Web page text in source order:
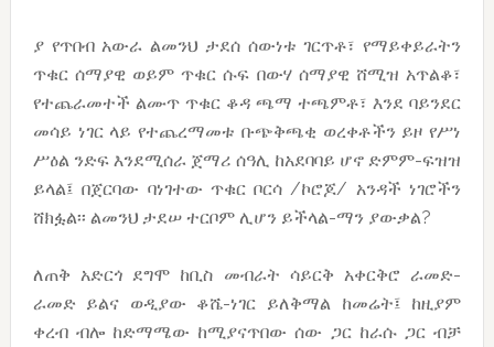
ያ የጥበብ አውራ ልመንህ ታደሰ ሰውነቱ ገርጥቶ፣ የማይቀይራትን
ጥቁር ሰማያዊ ወይም ጥቁር ሱፍ በውሃ ሰማያዊ ሸሚዝ አጥልቆ፣
የተጨራመተች ልሙጥ ጥቁር ቆዳ ጫማ ተጫምቶ፣ እንደ ባይንደር
መሳይ ነገር ላይ የተጨረማመቱ ቡጭቅጫቂ ወረቀቶችን ይዞ የሥነ
ሥዕል ንድፍ እንደሚሰራ ጀማሪ ሰዓሊ ከአደባባይ ሆኖ ድምም-ፍዝዝ
ይላል፤ በጀርባው ባነገተው ጥቁር ቦርሳ /ኮሮጆ/ አንዳች ነገሮችን
ሸክፏል፡፡ ልመንህ ታደሠ ተርቦም ሊሆን ይችላል-ማን ያውቃል?
ለጠቅ አድርጎ ደግሞ ከቢስ መብራት ሳይርቅ አቀርቅሮ ራመድ-
ራመድ ይልና ወዲያው ቆሼ-ነገር ይለቅማል ከመሬት፤ ከዚያም
ቀረብ ብሎ ከድማሜው ከሚያናጥበው ሰው ጋር ከራሱ ጋር ብቻ